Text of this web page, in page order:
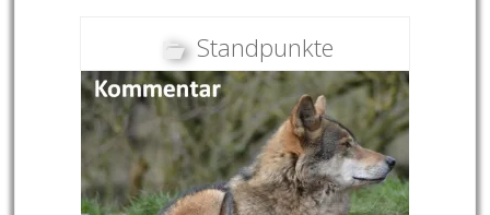
Standpunkte